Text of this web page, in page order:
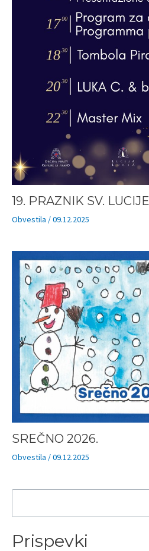
19. PRAZNIK SV. LUCIJE
Obvestila /09.12.2025
SREČNO 2026.
Obvestila /09.12.2025
š
čPrispevki